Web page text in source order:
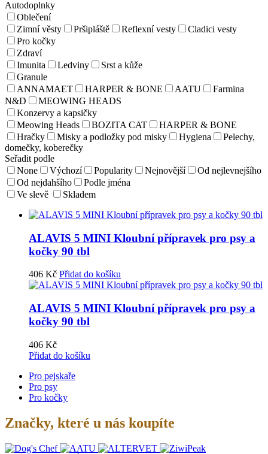
Autodoplnky
Oblečení
Zimní věsty
Pršipláště Reflexní vesty
Cladici vesty
Pro kočky
Zdraví
Imunita
Ledviny
Srst a kůže
Granule
ANNAMAET
HARPER & BONE AATU
Farmina
N&D
MEOWING HEADS
Konzervy a kapsičky
Meowing Heads
BOZITA CAT
HARPER & BONE
Hračky
Misky a podložky pod misky Hygiena
Pelechy,
domečky, koberečky
Seřadit podle
None
Výchozí Popularity Nejnovější
Od nejlevnejšího
Od nejdahšího
Podle jména
Ve slevě
Skladem
ALAVIS 5 MINI Kloubní přípravek pro psy a
kočky 90 tbl
406 Kč Přidat do košíku
ALAVIS 5 MINI Kloubní přípravek pro psy a
kočky 90 tbl
406 Kč
Přidat do košíku
Pro pejskaře
Pro psy
Pro kočky
Značky, které u nás koupíte